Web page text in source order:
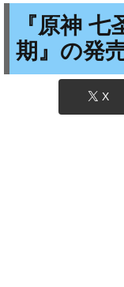
『原神
期』の発
X